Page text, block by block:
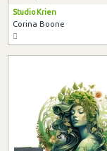
Studio Krien
Corina Boone